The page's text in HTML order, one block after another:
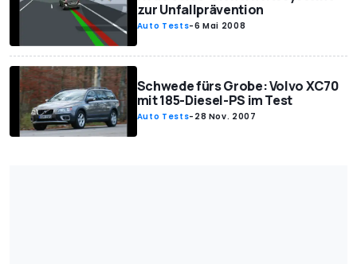
zur Unfallprävention
Auto Tests-6 Mai 2008
Schwede fürs Grobe: Volvo XC70
mit 185-Diesel-PS im Test
Auto Tests- 28 Nov. 2007